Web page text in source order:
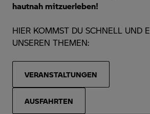
hautnah mitzuerleben!
HIER KOMMST DU SCHNELL UND
UNSEREN THEMEN:
VERANSTALTUNGEN
AUSFAHRTEN